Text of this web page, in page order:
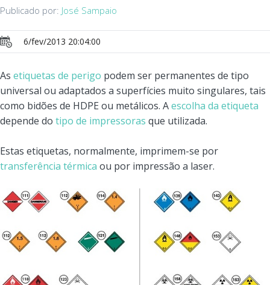
Publicado por: José Sampaio
6/fev/2013 20:04:00
As etiquetas de perigo podem ser permanentes de tipo
universal ou adaptados a superfícies muito singulares, tais
como bidões de HDPE ou metálicos. Aescolha da etiqueta
depende do tipo de impressoras que utilizada.
Estas etiquetas, normalmente, imprimem-se por
transferência térmica ou por impressão a laser.